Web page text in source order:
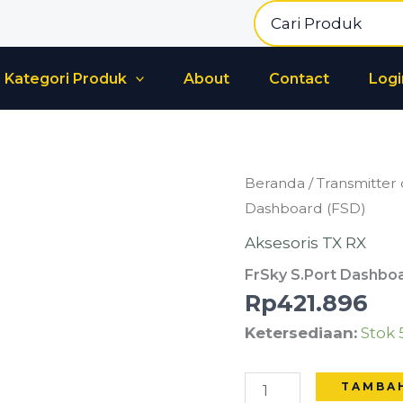
Search
for:
Kategori Produk About Contact
Beranda /Transmitter
Dashboard (FSD)
Aksesoris TX RX
FrSky S.Port
Rp421.896
Ketersediaan: Stok
Kuantitas
FrSky
S.Port
(FSD)